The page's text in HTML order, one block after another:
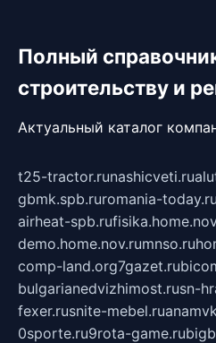
Полный
строительству и
Актуальный каталог
t25-tractor.runashicveti.ru
gbmk.spb.ruromania-today.ru
airheat-spb.ru
demo.home.nov.rumnso.ru
comp-land.org7gazet.ru
bulgarianedvizhimost.rusn-
fexer.rusnite-mebel.ru
0sporte.ru9rota-game.ru